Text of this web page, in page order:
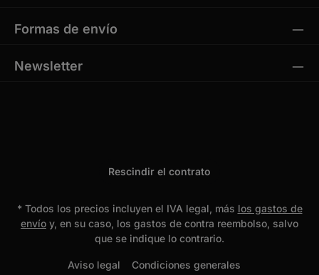
Formas de envío
Newsletter
Rescindir el contrato
* Todos los precios incluyen el IVA legal, más los gastos de
envío y, en su caso, los gastos de contra reembolso, salvo
que se indique lo contrario.
Aviso legal
Condiciones generales